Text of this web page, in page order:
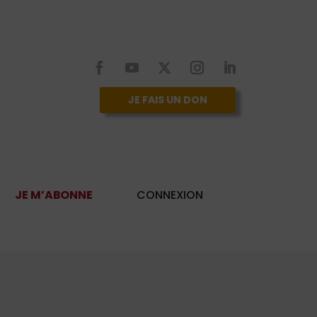
JE FAIS UN DON
JE M’ABONNE
CONNEXION